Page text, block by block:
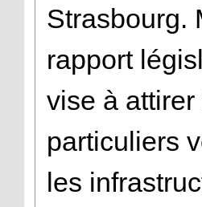
Strasbourg.
rapport
vise à
particuliers
les